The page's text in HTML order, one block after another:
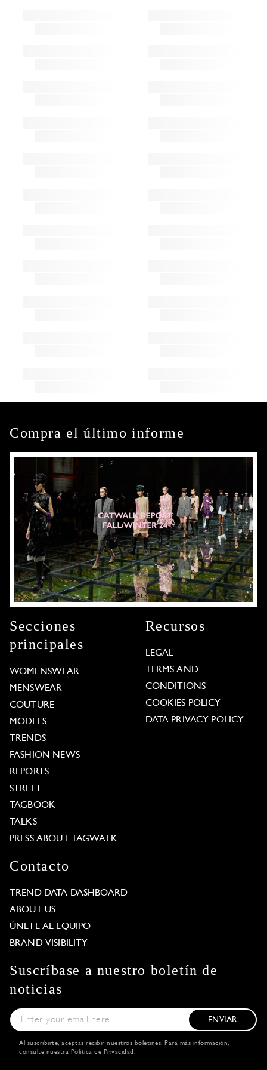
Compra el último informe
Secciones
principales
WOMENSWEAR
MENSWEAR
COUTURE
MODELS
TRENDS
FASHION NEWS
REPORTS
STREET
TAGBOOK
TALKS
PRESS ABOUT TAGWALK
Recursos
LEGAL
TERMS AND
CONDITIONS
COOKIES POLICY
DATA PRIVACY POLICY
Contacto
TREND DATA DASHBOARD
ABOUT US
ÚNETE AL EQUIPO
BRAND VISIBILITY
Suscríbase a nuestro boletín de
noticias
ENVIAR
Al suscribirte, aceptas recibir nuestros boletines. Para más información,
consulte nuestra Política de Privacidad .